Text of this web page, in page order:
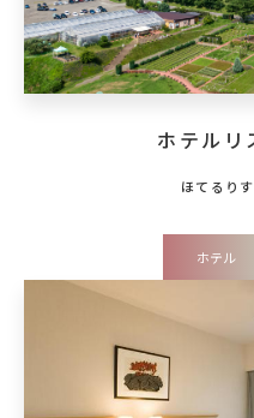
ホテルリ
ホテル